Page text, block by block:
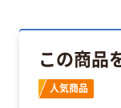
この商品
人気商品